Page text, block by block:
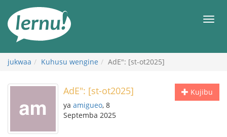
maudhui
jukwaa Kuhusu wengine AdE": [st-ot2025]
Kujibu
AdE": [st-ot2025]
ya amigueo, 8
Septemba 2025